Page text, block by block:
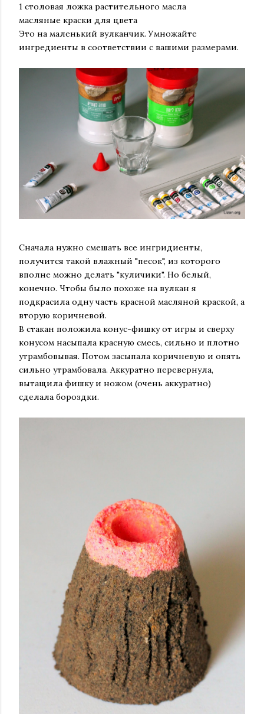
1 столовая ложка растительного масла
масляные краски для цвета
Это на маленький вулканчик. Умножайте
ингредиенты в соответствии с вашими размерами.
Сначала нужно смешать все ингридиенты,
получится такой влажный "песок", из которого
вполне можно делать "куличики". Но белый,
конечно. Чтобы было похоже на вулкан я
подкрасила одну часть красной масляной краской, а
вторую коричневой.
В стакан положила конус-фишку от игры и сверху
конусом насыпала красную смесь, сильно и плотно
утрамбовывая. Потом засыпала коричневую и опять
сильно утрамбовала. Аккуратно перевернула,
вытащила фишку и ножом (очень аккуратно)
сделала бороздки.